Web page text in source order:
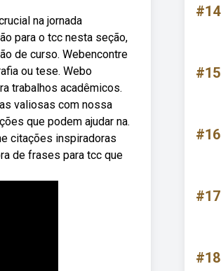
na jornada
para o tcc nesta seção,
de curso. Webencontre
ou tese. Webo
trabalhos acadêmicos.
valiosas com nossa
que podem ajudar na.
citações inspiradoras
de frases para tcc que
#14
#15
#16
#17
#18